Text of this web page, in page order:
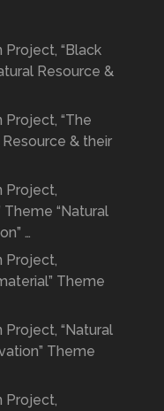
Project, “Black
Resource &
Project, “The
& their
Project,
“Natural
…
Project,
Theme
Project, “Natural
Theme
Project,